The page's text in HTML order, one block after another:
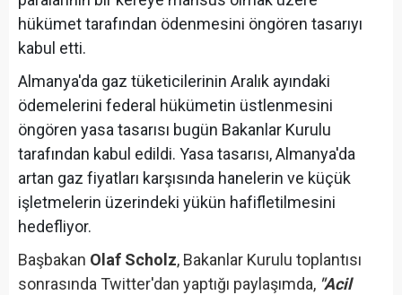
hükümet tarafından ödenmesini öngören tasarıyı
kabul etti.
Almanya'da gaz tüketicilerinin Aralık ayındaki
ödemelerini federal hükümetin üstlenmesini
öngören yasa tasarısı bugün Bakanlar Kurulu
tarafından kabul edildi. Yasa tasarısı, Almanya'da
artan gaz fiyatları karşısında hanelerin ve küçük
işletmelerin üzerindeki yükün hafifletilmesini
hedefliyor.
Başbakan Olaf Scholz, Bakanlar Kurulu toplantısı
sonrasında Twitter'dan yaptığı paylaşımda, "Acil